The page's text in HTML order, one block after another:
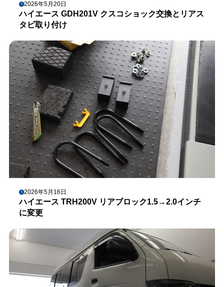
2026年5月20日
ハイエース GDH201V クスコショック交換とリアス
タビ取り付け
2026年5月16日
ハイエース TRH200V リアブロック1.5→2.0インチ
に変更